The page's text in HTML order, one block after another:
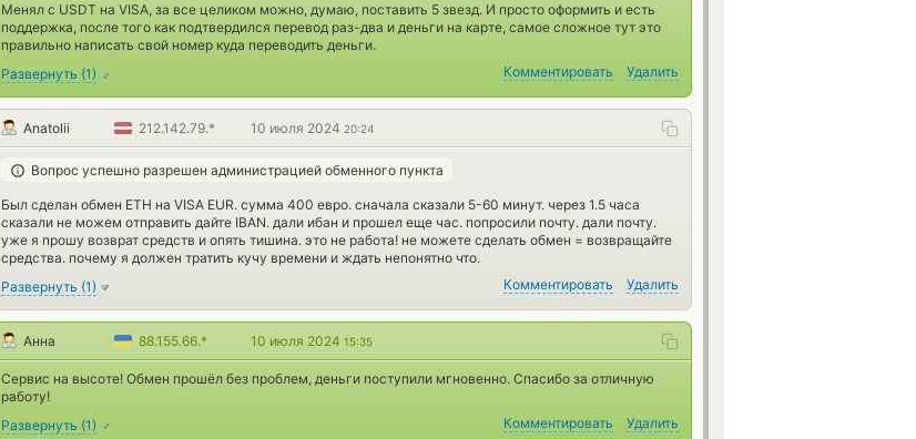
Менял с USDT на VISA, за все целиком можно, думаю, поставить 5 звезд. И просто оформить и есть
поддержка, после того как подтвердился перевод раз-два и деньги на карте, самое сложное тут это
правильно написать свой номер куда переводить деньги.
Развернуть (1) Комментировать Удалить
Anatolii 212.142.79.* 10 июля 2024 20:24
Вопрос успешно разрешен администрацией обменного пункта
Был сделан обмен ETH на VISA EUR. сумма 400 евро. сначала сказали 5-60 минут. через 1.5 часа
сказали не можем отправить дайте IBAN. дали ибан и прошел еще час. попросили почту. дали почту.
уже я прошу возврат средств и опять тишина. это не работа! не можете сделать обмен = возвращайте
средства. почему я должен тратить кучу времени и ждать непонятно что.
Развернуть (1) Комментировать Удалить
Анна 88.155.66.* 10 июля 2024 15:35
Сервис на высоте! Обмен прошёл без проблем, деньги поступили мгновенно. Спасибо за отличную
работу!
Развернуть (1) Комментировать Удалить